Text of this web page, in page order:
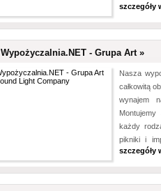
szczegóły
Wypożyczalnia.NET - Grupa Art »
Nasza
całkowitą
wynajem
każdy
pikniki i
szczegóły